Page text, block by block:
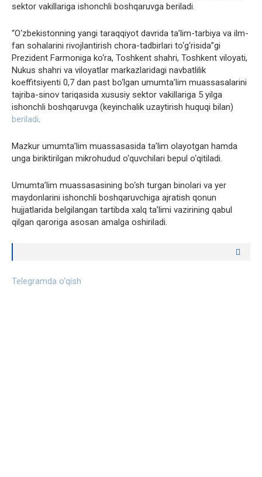
sektor vakillariga ishonchli boshqaruvga beriladi.
“O‘zbekistonning yangi taraqqiyot davrida ta’lim-tarbiya va ilm-
fan sohalarini rivojlantirish chora-tadbirlari to‘g‘risida”gi
Prezident Farmoniga ko‘ra, Toshkent shahri, Toshkent viloyati,
Nukus shahri va viloyatlar markazlaridagi navbatlilik
koeffitsiyenti 0,7 dan past bo‘lgan umumta’lim muassasalarini
tajriba-sinov tariqasida xususiy sektor vakillariga 5 yilga
ishonchli boshqaruvga (keyinchalik uzaytirish huquqi bilan)
beriladi
Mazkur umumta’lim muassasasida ta’lim olayotgan hamda
unga biriktirilgan mikrohudud o‘quvchilari bepul o‘qitiladi.
Umumta’lim muassasasining bo‘sh turgan binolari va yer
maydonlarini ishonchli boshqaruvchiga ajratish qonun
hujjatlarida belgilangan tartibda xalq ta’limi vazirining qabul
qilgan qaroriga asosan amalga oshiriladi.
Telegramda o‘qish